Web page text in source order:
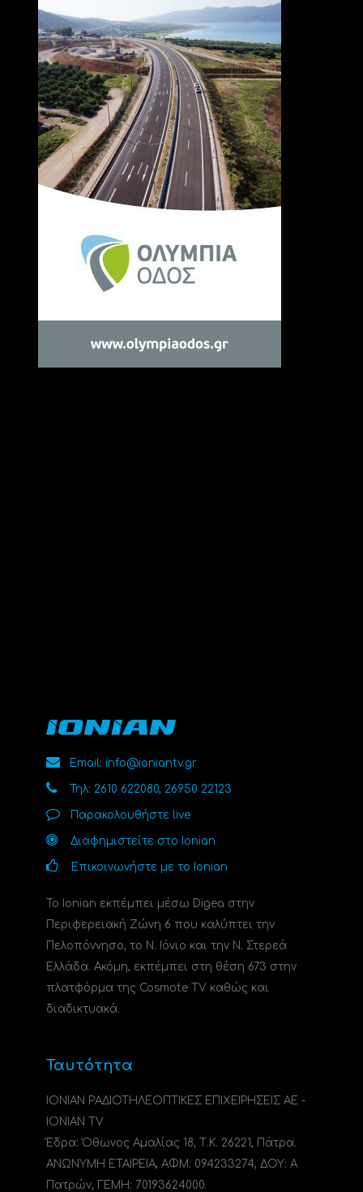
Email: info@ioniantv.gr
Τηλ: 2610 622080, 26950 22123
Παρακολουθήστε live
Διαφημιστείτε στο Ionian
Επικοινωνήστε με το Ionian
Το Ionian εκπέμπει μέσω Digea στην
Περιφερειακή Ζώνη 6 που καλύπτει την
Πελοπόννησο, το N. Ιόνιο και την Ν. Στερεά
Ελλάδα. Ακόμη, εκπέμπει στη θέση 673 στην
πλατφόρμα της Cosmote TV καθώς και
διαδικτυακά.
Ταυτότητα
ΙΟΝΙΑΝ ΡΑΔΙΟΤΗΛΕΟΠΤΙΚΕΣ ΕΠΙΧΕΙΡΗΣΕΙΣ ΑΕ -
IONIAN TV
Έδρα: Όθωνος Αμαλίας 18, Τ.Κ. 26221, Πάτρα.
ΑΝΩΝΥΜΗ ΕΤΑΙΡΕΙΑ, ΑΦΜ: 094233274, ΔΟΥ: A
Πατρών, ΓΕΜΗ: 70193624000.